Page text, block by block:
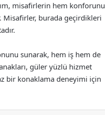
misafirlerin hem konforunu
Misafirler, burada geçirdikleri
sunarak, hem iş hem de
güler yüzlü hizmet
bir konaklama deneyimi için